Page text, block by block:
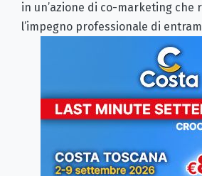
in un’azione di co-marketing che
l’impegno professionale di